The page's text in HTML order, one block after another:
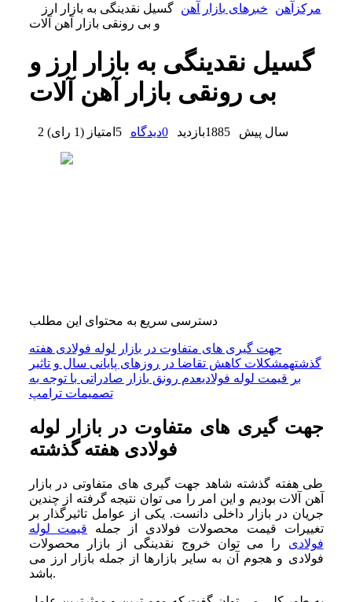
مرکزآهن
خبرهای بازار آهن
گسیل نقدینگی به بازار ارز
و بی رونقی بازار آهن آلات
گسیل نقدینگی به بازار ارز و
بی رونقی بازار آهن آلات
2 سال پیش 1885بازدید 0دیدگاه 5 امتیاز (1 رای )
دسترسی سریع به محتوای این مطلب
جهت گیری های متفاوت در بازار لوله فولادی هفته
گذشتهمشکلات کاهش تقاضا در روزهای پایانی سال و تاثیر
بر قیمت لوله فولادیعدم رونق بازار صادراتی با توجه به
تصمیمات ترامپ
جهت گیری های متفاوت در بازار لوله
فولادی هفته گذشته
طی هفته گذشته شاهد جهت گیری های متفاوتی در بازار
آهن آلات بودیم و این امر را می توان نتیجه گرفته از چندین
جریان در بازار داخلی دانست. یکی از عوامل تاثیرگذار بر
تغییرات قیمت محصولات فولادی از جمله قیمت لوله
فولادی را می توان خروج نقدینگی از بازار محصولات
فولادی و هجوم آن به سایر بازارها از جمله بازار ارز می
باشد.